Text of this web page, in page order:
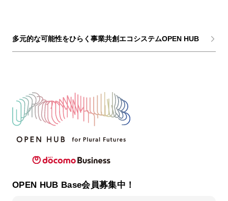
多元的な可能性をひらく事業共創エコシステムOPEN HUB
OPEN HUB Base会員募集中！